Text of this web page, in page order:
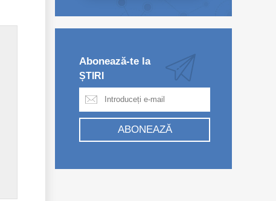
Abonează-te la
ȘTIRI
ABONEAZĂ